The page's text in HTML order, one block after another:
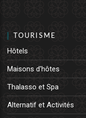
TOURISME
Hôtels
Maisons d'hôtes
Thalasso et Spa
Alternatif et Activités